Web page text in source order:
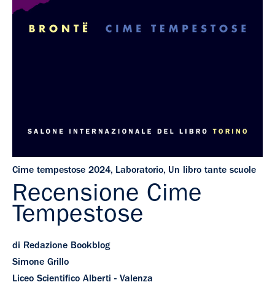
Cime tempestose 2024, Laboratorio, Un libro tante scuole
Recensione Cime
Tempestose
di Redazione Bookblog
Simone Grillo
Liceo Scientifico Alberti - Valenza